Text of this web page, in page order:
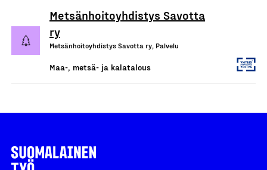
Metsänhoitoyhdistys Savotta
ry
Metsänhoitoyhdistys Savotta ry, Palvelu
Maa-, metsä- ja kalatalous